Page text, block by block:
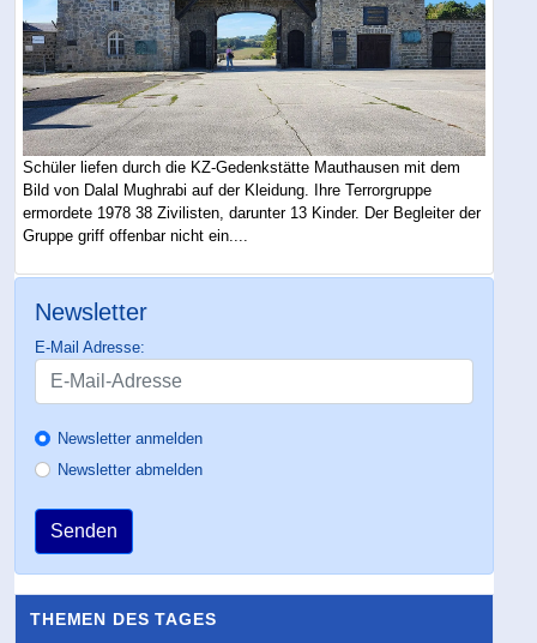
Schüler liefen durch die KZ-Gedenkstätte Mauthausen mit dem
Bild von Dalal Mughrabi auf der Kleidung. Ihre Terrorgruppe
ermordete 1978 38 Zivilisten, darunter 13 Kinder. Der Begleiter der
Gruppe griff offenbar nicht ein....
Newsletter
E-Mail Adresse:
Newsletter anmelden
Newsletter abmelden
Senden
THEMEN DES TAGES